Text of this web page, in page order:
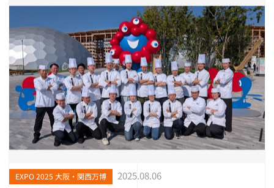
EXPO 2025 大阪・関西万博 2025.08.06